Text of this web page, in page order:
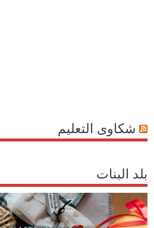
شكاوى التعليم
بلد البنات